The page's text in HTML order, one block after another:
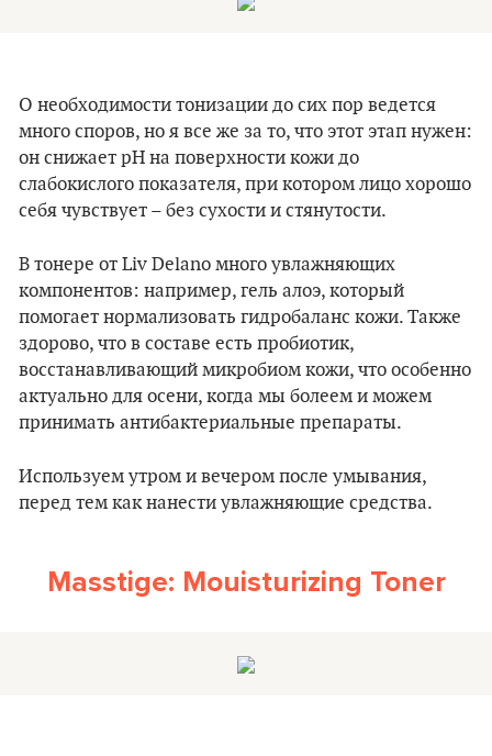
О необходимости тонизации до сих пор ведется
много споров, но я все же за то, что этот этап нужен:
он снижает pH на поверхности кожи до
слабокислого показателя, при котором лицо хорошо
себя чувствует – без сухости и стянутости.
В тонере от Liv Delano много увлажняющих
компонентов: например, гель алоэ, который
помогает нормализовать гидробаланс кожи. Также
здорово, что в составе есть пробиотик,
восстанавливающий микробиом кожи, что особенно
актуально для осени, когда мы болеем и можем
принимать антибактериальные препараты.
Используем утром и вечером после умывания,
перед тем как нанести увлажняющие средства.
Masstige: Mouisturizing Toner